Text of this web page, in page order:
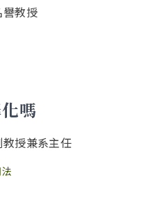
教授
嗎
授兼系主任